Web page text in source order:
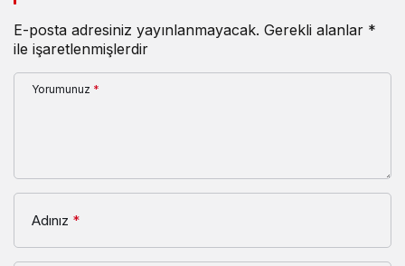
E-posta adresiniz yayınlanmayacak. Gerekli alanlar *
ile işaretlenmişlerdir
Yorumunuz *
Adınız *